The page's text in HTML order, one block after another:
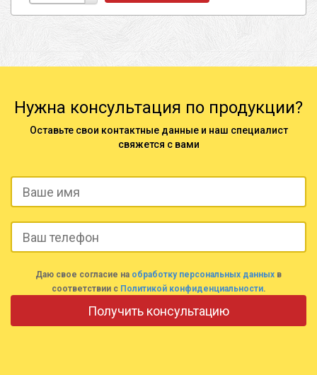
Нужна консультация по продукции?
Оставьте свои контактные данные и наш специалист
свяжется с вами
Даю свое согласие на обработку персональных данных в
соответствии с Политикой конфиденциальности.